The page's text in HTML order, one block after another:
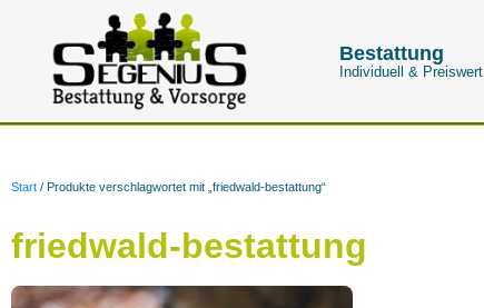
Bestattung
Individuell & Preiswert
Start / Produkte verschlagwortet mit „friedwald-bestattung“
friedwald-bestattung